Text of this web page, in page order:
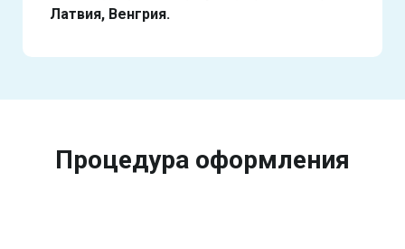
Латвия, Венгрия.
Процедура оформления